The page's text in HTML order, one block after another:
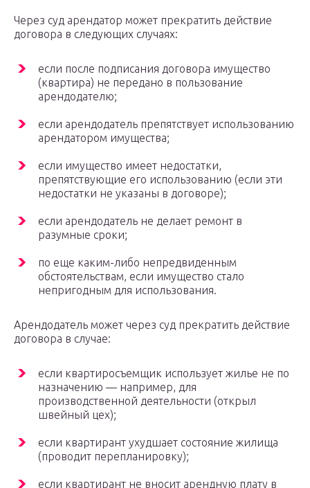
Через суд арендатор может прекратить действие
договора в следующих случаях:
если после подписания договора имущество
(квартира) не передано в пользование
арендодателю;
если арендодатель препятствует использованию
арендатором имущества;
если имущество имеет недостатки,
препятствующие его использованию (если эти
недостатки не указаны в договоре);
если арендодатель не делает ремонт в
разумные сроки;
по еще каким-либо непредвиденным
обстоятельствам, если имущество стало
непригодным для использования.
Арендодатель может через суд прекратить действие
договора в случае:
если квартиросъемщик использует жилье не по
назначению — например, для
производственной деятельности (открыл
швейный цех);
если квартирант ухудшает состояние жилища
(проводит перепланировку);
если квартирант не вносит арендную плату в